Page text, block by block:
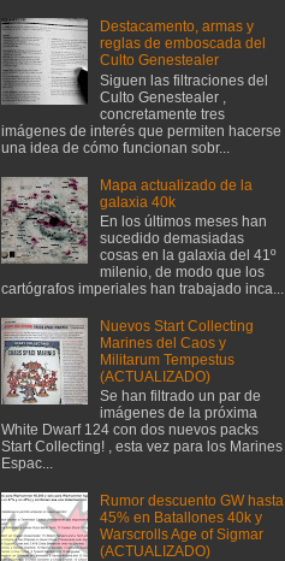
Destacamento, armas y
reglas de emboscada del
Culto Genestealer
Siguen las filtraciones del
Culto Genestealer ,
concretamente tres
imágenes de interés que permiten hacerse
una idea de cómo funcionan sobr...
Mapa actualizado de la
galaxia 40k
En los últimos meses han
sucedido demasiadas
cosas en la galaxia del 41º
milenio, de modo que los
cartógrafos imperiales han trabajado inca...
Nuevos Start Collecting
Marines del Caos y
Militarum Tempestus
(ACTUALIZADO)
Se han filtrado un par de
imágenes de la próxima
White Dwarf 124 con dos nuevos packs
Start Collecting! , esta vez para los Marines
Espac...
Rumor descuento GW hasta
45% en Batallones 40k y
Warscrolls Age of Sigmar
(ACTUALIZADO)